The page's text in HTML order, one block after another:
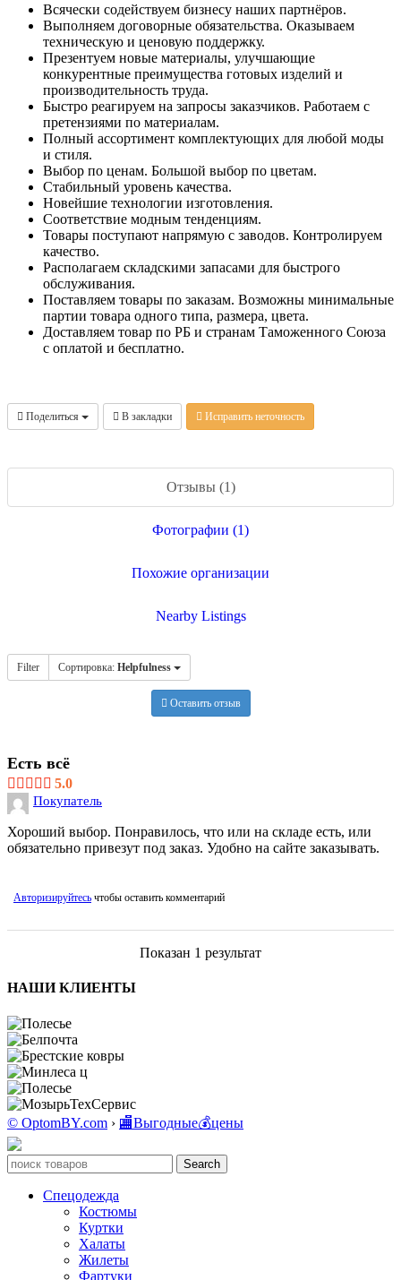
Всячески содействуем бизнесу наших партнёров.
Выполняем договорные обязательства. Оказываем
техническую и ценовую поддержку.
Презентуем новые материалы, улучшающие
конкурентные преимущества готовых изделий и
производительность труда.
Быстро реагируем на запросы заказчиков. Работаем с
претензиями по материалам.
Полный ассортимент комплектующих для любой моды
и стиля.
Выбор по ценам. Большой выбор по цветам.
Стабильный уровень качества.
Новейшие технологии изготовления.
Соответствие модным тенденциям.
Товары поступают напрямую с заводов. Контролируем
качество.
Располагаем складскими запасами для быстрого
обслуживания.
Поставляем товары по заказам. Возможны минимальные
партии товара одного типа, размера, цвета.
Доставляем товар по РБ и странам Таможенного Союза
с оплатой и бесплатно.
Поделиться В закладки Исправить неточность
Отзывы (1)
Фотографии (1)
Похожие организации
Nearby Listings
Filter Сортировка: Helpfulness
Оставить отзыв
Есть всё
5.0
Покупатель
Хороший выбор. Понравилось, что или на складе есть, или
обязательно привезут под заказ. Удобно на сайте заказывать.
Авторизируйтесь чтобы оставить комментарий
Показан 1 результат
НАШИ КЛИЕНТЫ
© OptomBY.com › 🏬Выгодные💰цены
Search
Спецодежда
Костюмы
Куртки
Халаты
Жилеты
Фартуки